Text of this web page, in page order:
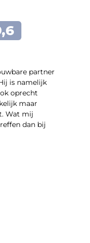
partner
is namelijk
oprecht
maar
Wat mij
dan bij